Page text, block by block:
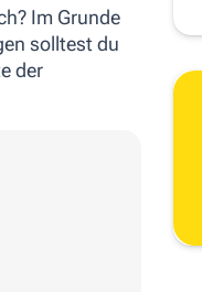
Im Grunde
solltest du
der